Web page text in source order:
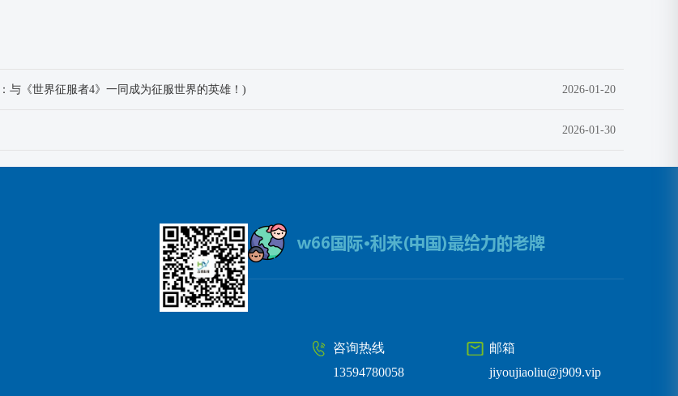
与《世界征服者4》一同成为征服世界的英雄！) 2026-01-20
2026-01-30
邮箱
jiyoujiaoliu@j909.vip
咨询热线
13594780058